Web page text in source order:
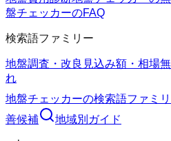
盤チェッカーのFAQ
検索語ファミリー
地盤調査・改良 見込み額・相場
れ
地盤チェッカーの検索語ファミ
善候補
地域別ガイド